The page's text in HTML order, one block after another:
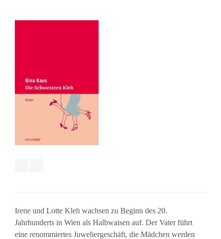
Irene und Lotte Kleh wachsen zu Beginn des 20.
Jahrhunderts in Wien als Halbwaisen auf. Der Vater führt
eine renommiertes Juweliergeschäft, die Mädchen werden